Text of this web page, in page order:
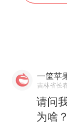
一筐苹
吉林省长
请问
为啥？